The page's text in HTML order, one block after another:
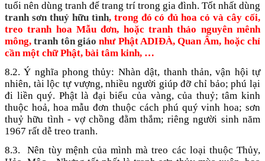
tuổi nên dùng tranh để trang trí trong gia đình. Tốt nhất dùng
tranh sơn thuỷ hữu tình, trong đó có đủ hoa cỏ và cây cối,
treo tranh hoa Mẫu đơn, hoặc tranh thảo nguyên mênh
mông,tranh tôn giáo như Phật ADIĐÀ, Quan Âm, hoặc chỉ
cần một chữ Phật, bài tâm kinh, …
8.2. Ý nghĩa phong thủy: Nhàn dật, thanh thản, vận hội tự
nhiên, tài lộc tự vượng, nhiều người giúp đỡ chỉ bảo; phú lại
đi liền quý. Phật là đại biểu của vàng, của thuỷ; tâm kinh
thuộc hoả, hoa mẫu đơn thuộc cách phú quý vinh hoa; sơn
thuỷ hữu tình - vợ chồng đằm thắm; riêng người sinh năm
1967 rất dễ treo tranh.
8.3.
Nên tùy mệnh của mình mà treo các loại thuộc Thủy,